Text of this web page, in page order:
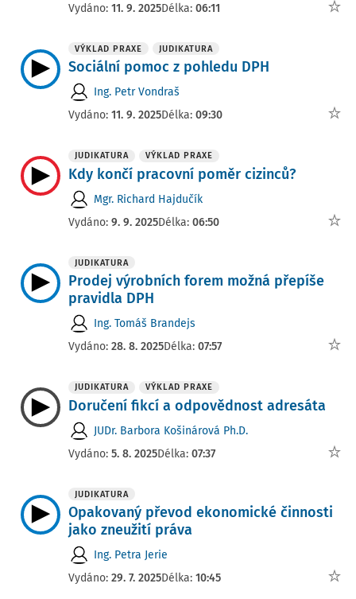
Vydáno: 11. 9. 2025Délka: 06:11
VÝKLAD PRAXE JUDIKATURA
Sociální pomoc z pohledu DPH
Ing. Petr Vondraš
Vydáno: 11. 9. 2025Délka: 09:30
JUDIKATURA VÝKLAD PRAXE
Kdy končí pracovní poměr cizinců?
Mgr. Richard Hajdučík
Vydáno: 9. 9. 2025Délka: 06:50
JUDIKATURA
Prodej výrobních forem možná přepíše
pravidla DPH
Ing. Tomáš Brandejs
Vydáno: 28. 8. 2025Délka: 07:57
JUDIKATURA VÝKLAD PRAXE
Doručení fikcí a odpovědnost adresáta
JUDr. Barbora Košinárová Ph.D.
Vydáno: 5. 8. 2025Délka: 07:37
JUDIKATURA
Opakovaný převod ekonomické činnosti
jako zneužití práva
Ing. Petra Jerie
Vydáno: 29. 7. 2025Délka: 10:45